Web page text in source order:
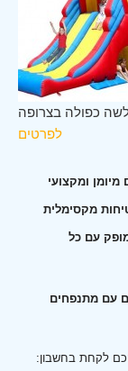
כפולה בצרופה
לפרטים
מיומן ומקצועי
מקסימלית
עם כל
עם מתנפחים
לקחת בחשבון: